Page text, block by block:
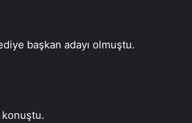
başkan adayı olmuştu.
konuştu.